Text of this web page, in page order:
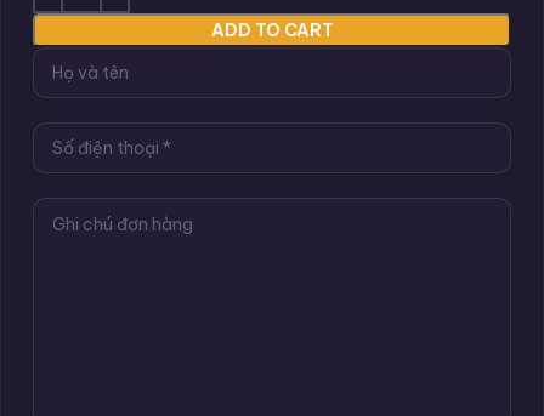
ADD TO CART